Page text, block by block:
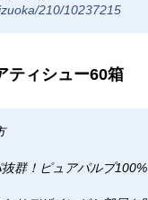
210/10237215
ティシュー60箱
群！ピュアパルプ